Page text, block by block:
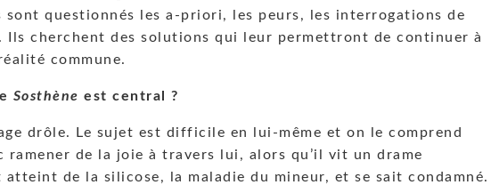
questionnés les a-priori, les peurs, les interrogations de
Ils cherchent des solutions qui leur permettront de continuer à
commune.
Sosthène est central ?
drôle. Le sujet est difficile en lui-même et on le comprend
ramener de la joie à travers lui, alors qu’il vit un drame
de la silicose, la maladie du mineur, et se sait condamné.